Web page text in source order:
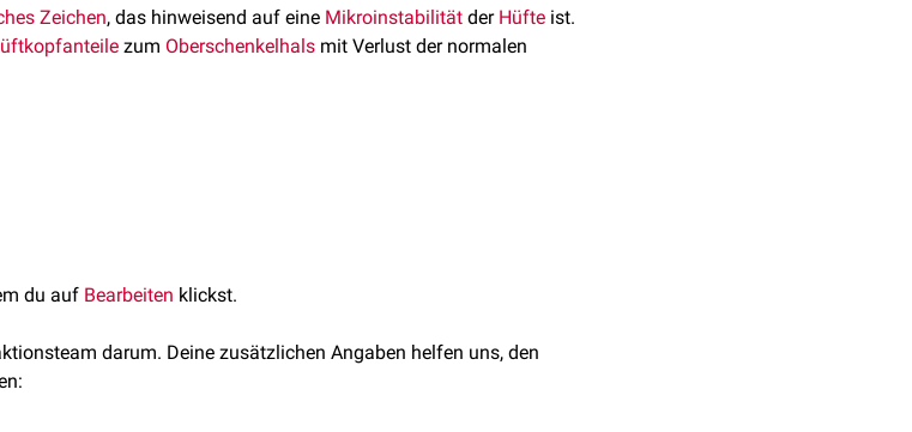
Zeichen, das hinweisend auf eine Mikroinstabilität der Hüfte ist.
zum Oberschenkelhals mit Verlust der normalen
gilt dies als positives Cliff Sign.
Sign of Hip Instability
du auf Bearbeiten klickst.
darum. Deine zusätzlichen Angaben helfen uns, den